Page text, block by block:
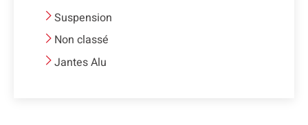
Suspension
Non classé
Jantes Alu